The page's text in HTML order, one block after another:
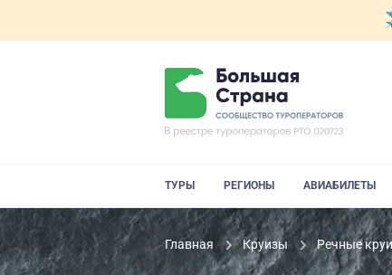
ТУРЫ РЕГИОНЫ АВИАБИЛЕТЫ
Главная Круизы Речные